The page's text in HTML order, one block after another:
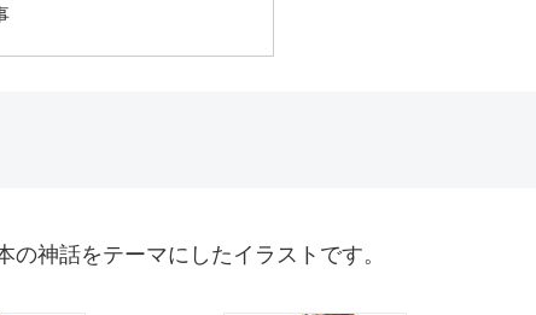
神話をテーマにしたイラストです。